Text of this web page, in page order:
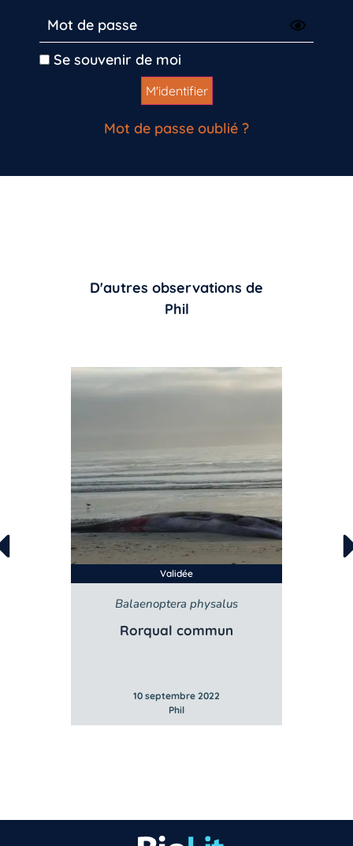
Se souvenir de moi
Mot de passe oublié ?
D'autres observations de
Phil
Validée
Balaenoptera physalus
Rorqual commun
10 septembre 2022
Phil